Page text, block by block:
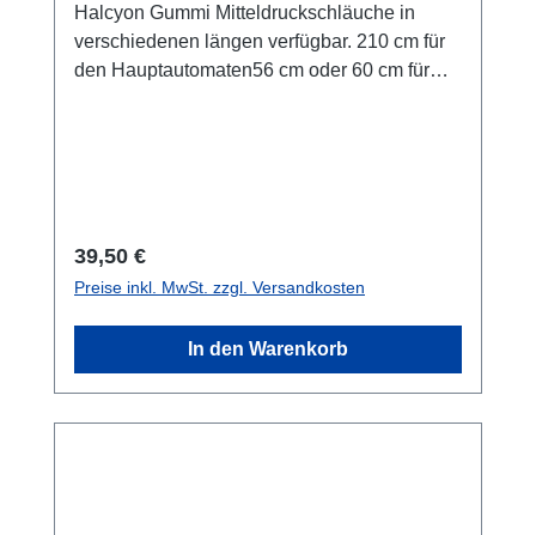
Halcyon Gummi Mitteldruckschläuche in
verschiedenen längen verfügbar. 210 cm für
den Hauptautomaten56 cm oder 60 cm für
Regulärer Preis:
39,50 €
Preise inkl. MwSt. zzgl. Versandkosten
In den Warenkorb